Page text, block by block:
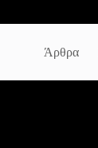
Άρθρα